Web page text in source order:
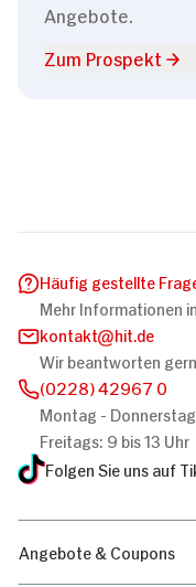
Angebote.
Zum Prospekt
Häufig gestellte
Mehr Informationen
kontakt
hit.de
Wir beantworten
(0228) 42967 0
Montag -
Freitags: 9 bis 13 Uhr
Folgen Sie uns auf
Angebote & Coupons